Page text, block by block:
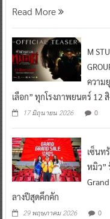
Read More
M
ความ
เลือก” ทุกโรงภาพยนตร์ 12
17 มิถุนายน 2026 0
เซ็นท
หมิว”
ลางปีสุดคึกคัก
29 พฤษภาคม 2026 0